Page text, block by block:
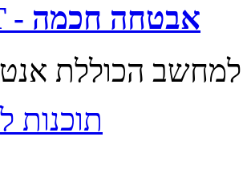
ESET - אבטחה חכמה
תוכנות